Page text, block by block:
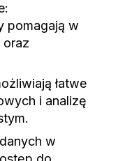
pomagają w
oraz
łatwe
i analizę
w